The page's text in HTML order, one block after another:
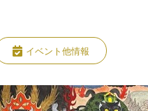
イベント他情報